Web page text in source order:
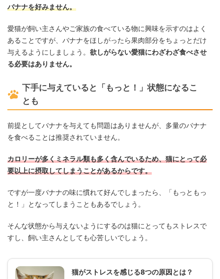
バナナを好みません。
愛猫が飼い主さんやご家族の食べている物に興味を示すのはよく
あることですが、バナナをほしがったら果肉部分をちょっとだけ
与えるようにしましょう。 欲しがらない愛猫にわざわざ食べさせ
る必要はありません。
下手に与えていると「もっと！」状態になるこ
とも
前提としてバナナを与えても問題はありませんが、多量のバナナ
を食べることは推奨されていません。
カロリーが多くミネラル類も多く含んでいるため、猫にとって必
要以上に摂取してしまうことがあるからです。
ですが一度バナナの味に慣れて好んでしまったら、「もっともっ
と！」となってしまうこともあるでしょう。
そんな状態から与えないようにするのは猫にとってもストレスで
すし、飼い主さんとしても心苦しいでしょう。
猫がストレスを感じる8つの原因とは？